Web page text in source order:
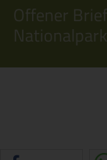
Offener